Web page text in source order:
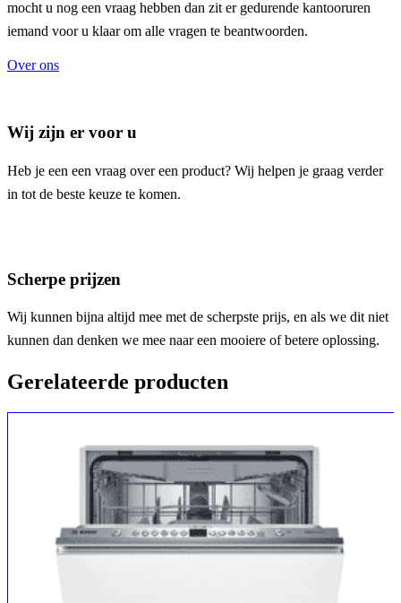
mocht u nog een vraag hebben dan zit er gedurende kantooruren
iemand voor u klaar om alle vragen te beantwoorden.
Over ons
Wij zijn er voor u
Heb je een een vraag over een product? Wij helpen je graag verder
in tot de beste keuze te komen.
Scherpe prijzen
Wij kunnen bijna altijd mee met de scherpste prijs, en als we dit niet
kunnen dan denken we mee naar een mooiere of betere oplossing.
Gerelateerde producten